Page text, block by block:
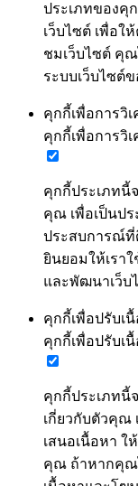
ประเภทของคุ
เว็บไซต์ เพื่อใ
ชมเว็บไซต์ คุ
ระบบเว็บไซต์ข
คุกกี้เพื่อการวิเ
คุกกี้เพื่อการวิเ
คุกกี้ประเภทนี้
คุณ เพื่อเป็นป
ประสบการณ์ที่
ยินยอมให้เรา
และพัฒนาเว็บ
คุกกี้เพื่อปรับเ
คุกกี้เพื่อปรับเ
คุกกี้ประเภทนี้
เกี่ยวกับตัวคุณ
เสนอเนื้อหา
คุณ ถ้าหากคุณ